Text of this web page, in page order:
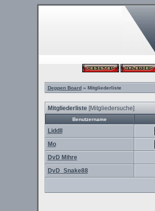
Deppen Board» Mitgliederliste
Mitgliederliste[Mitgliedersuche]
Benutzername
Liddll
Mo
DvD Mihre
DvD_Snake88